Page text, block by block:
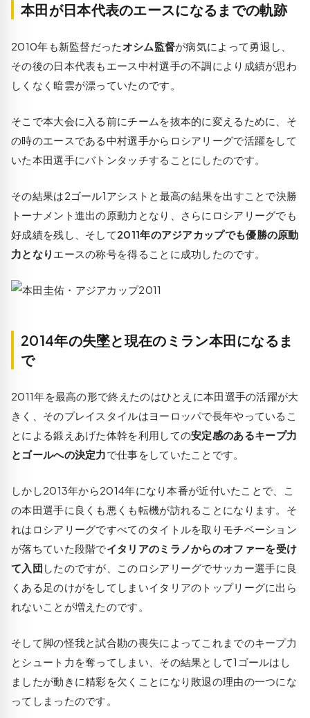
本田が日本代表のエースになるまでの軌跡
2010年も新監督だったオシム監督が病気によって勇退し、
その後の日本代表もエース中村選手の不調により成績が思わ
しくなく暗雲が漂っていたのです。
そこで本大会に入る前にチームを抜本的に変えるために、そ
の時のエースである中村選手からロシアリーグで活躍をして
いた本田選手にバトンタッチすることにしたのです。
その結果は2ゴール1アシストと最高の結果を出すことで決勝
トーナメント進出の原動力となり、さらにロシアリーグでも
好成績を残し、そして2011年のアジアカップでも優勝の原動
力となり エースの称号を得ることに成功したのです。
2014年の失墜と現在のミラン本田になるま
で
2011年を最高の形で終えたのはひとえに本田選手の活躍が大
きく、そのプレイスタイルはヨーロッパで長年やっているこ
とによる鍛えあげた体幹を利用しての安定感のあるキープ力
とゴールへの決定力で仕事をしていたことです。
しかし2013年から2014年になり本番が近付いたことで、こ
の本田選手に良くも悪くも転機が訪れることになります。そ
れはロシアリーグですべてのタイトルを取りモチベーション
が落ちていた段階でイタリアのミラノからのオファーを受け
て入団 したのですが、このロシアリーグでサッカー選手に良
くある足のけがをしてしまいイタリアのトップリーグに出ら
れないことが増えたのです。
そして脚の怪我と試合勘の喪失によってこれまでのキープ力
とシュート力を奪ってしまい、その結果として1ゴールはし
ましたが動きに精彩を欠くことになり敗退の理由の一つにな
ってしまったのです。